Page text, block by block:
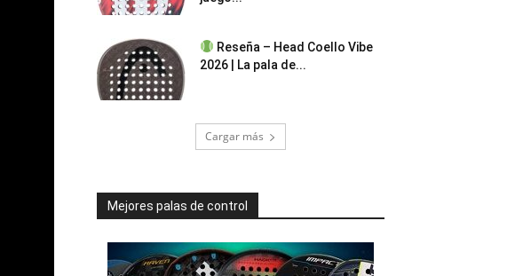
Reseña – Head Coello Vibe
2026 | La pala de...
Cargar más
Mejores palas de control